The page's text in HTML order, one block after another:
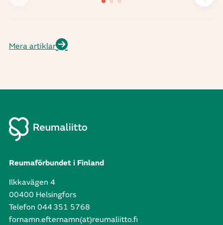
Mera artiklar
Reumaförbundet i Finland
Ilkkavägen 4
00400 Helsingfors
Telefon 044 351 5768
fornamn.efternamn(at)reumaliitto.fi